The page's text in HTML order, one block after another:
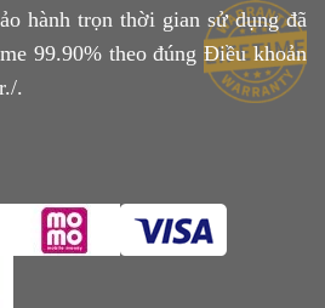
hành trọn thời gian sử dụng đã
99.90% theo đúngĐiều khoản
.